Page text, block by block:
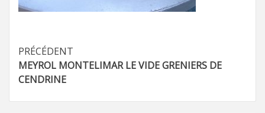
Navigation
d’article
PRÉCÉDENT
MEYROL MONTELIMAR LE VIDE GRENIERS DE
CENDRINE